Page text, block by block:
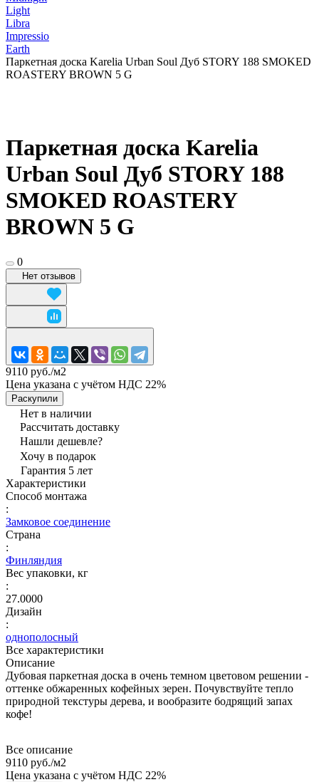
Light
Libra
Impressio
Earth
Паркетная доска Karelia Urban Soul Дуб STORY 188 SMOKED
ROASTERY BROWN 5 G
Паркетная доска Karelia
Urban Soul Дуб STORY 188
SMOKED ROASTERY
BROWN 5 G
0
Нет отзывов
9110 руб./м2
Цена указана с учётом НДС 22%
Раскупили
Нет в наличии
Рассчитать доставку
Нашли дешевле?
Хочу в подарок
Гарантия 5 лет
Характеристики
Способ монтажа
:
Замковое соединение
Страна
:
Финляндия
Вес упаковки, кг
:
27.0000
Дизайн
:
однополосный
Все характеристики
Описание
Дубовая паркетная доска в очень темном цветовом решении -
оттенке обжаренных кофейных зерен. Почувствуйте тепло
природной текстуры дерева, и вообразите бодрящий запах
кофе!
Все описание
9110 руб./м2
Цена указана с учётом НДС 22%